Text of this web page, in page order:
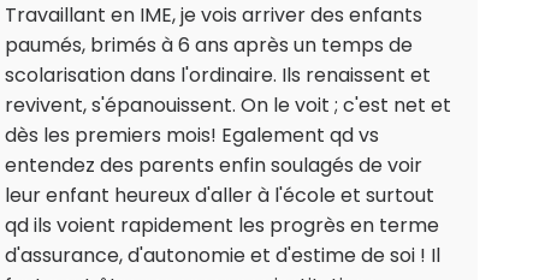
Travaillant en IME, je vois arriver des enfants
paumés, brimés à 6 ans après un temps de
scolarisation dans l'ordinaire. Ils renaissent et
revivent, s'épanouissent. On le voit ; c'est net et
dès les premiers mois! Egalement qd vs
entendez des parents enfin soulagés de voir
leur enfant heureux d'aller à l'école et surtout
qd ils voient rapidement les progrès en terme
d'assurance, d'autonomie et d'estime de soi ! Il